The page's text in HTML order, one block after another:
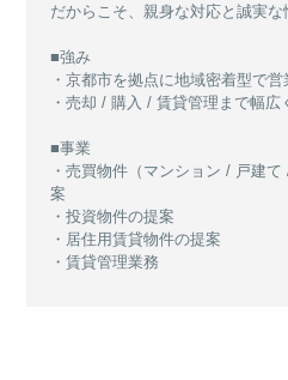
だからこそ、親身な対応と誠実な
■強み
・京都市を拠点に地域密着型で営
・売却 / 購入 / 賃貸管理まで幅広
■事業
・売買物件（マンション / 戸建
案
・投資物件の提案
・居住用賃貸物件の提案
・賃貸管理業務